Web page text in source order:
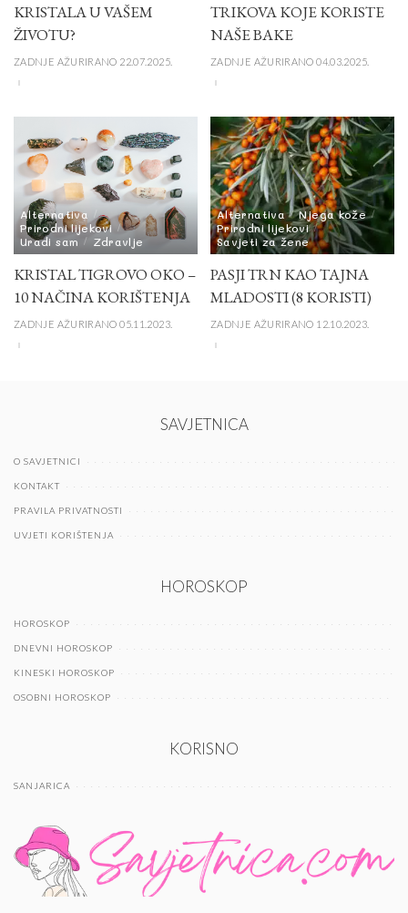
KRISTALA U VAŠEM
ŽIVOTU?
ZADNJE AŽURIRANO 22.07.2025.
TRIKOVA KOJE KORISTE
NAŠE BAKE
ZADNJE AŽURIRANO 04.03.2025.
Alternativa
Prirodni lijekovi
Uradi sam
Zdravlje
KRISTAL TIGROVO OKO –
10 NAČINA KORIŠTENJA
ZADNJE AŽURIRANO 05.11.2023.
Alternativa
Njega kože
Prirodni lijekovi
Savjeti za žene
PASJI TRN KAO TAJNA
MLADOSTI (8 KORISTI)
ZADNJE AŽURIRANO 12.10.2023.
SAVJETNICA
O SAVJETNICI
KONTAKT
PRAVILA PRIVATNOSTI
UVJETI KORIŠTENJA
HOROSKOP
HOROSKOP
DNEVNI HOROSKOP
KINESKI HOROSKOP
OSOBNI HOROSKOP
KORISNO
SANJARICA